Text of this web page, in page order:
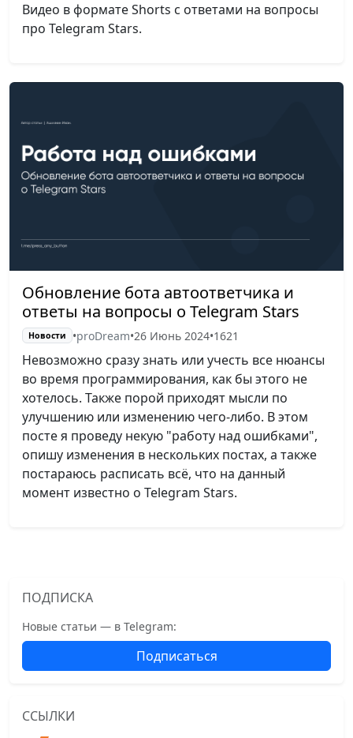
Видео в формате Shorts с ответами на вопросы
про Telegram Stars.
Обновление бота автоответчика и
ответы на вопросы о Telegram Stars
Новости •proDream•26 Июнь 2024•1621
Невозможно сразу знать или учесть все нюансы
во время программирования, как бы этого не
хотелось. Также порой приходят мысли по
улучшению или изменению чего-либо. В этом
посте я проведу некую "работу над ошибками",
опишу изменения в нескольких постах, а также
постараюсь расписать всё, что на данный
момент известно о Telegram Stars.
ПОДПИСКА
Новые статьи — в Telegram:
Подписаться
ССЫЛКИ